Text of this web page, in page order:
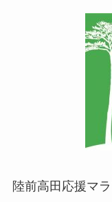
陸前高田応援マラ